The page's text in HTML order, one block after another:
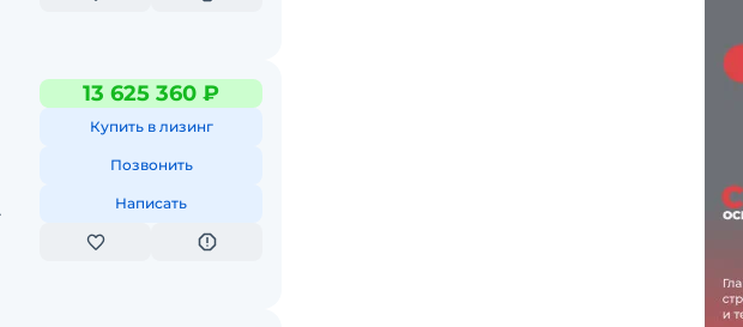
13 625 360 ₽
Купить в лизинг
Позвонить
Написать